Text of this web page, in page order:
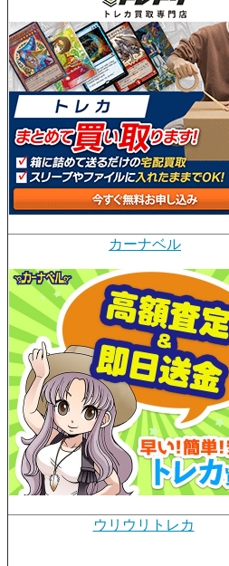
カーナベル
ウリウリトレカ